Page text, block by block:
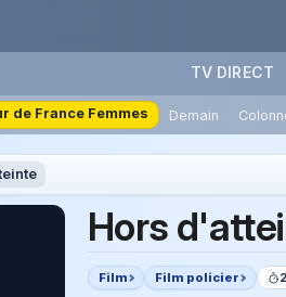
TV DIRECT
de France Femmes Demain
Hors
Film Film policier